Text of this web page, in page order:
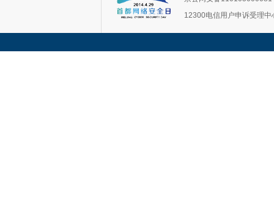
12300电信用户申诉受理中